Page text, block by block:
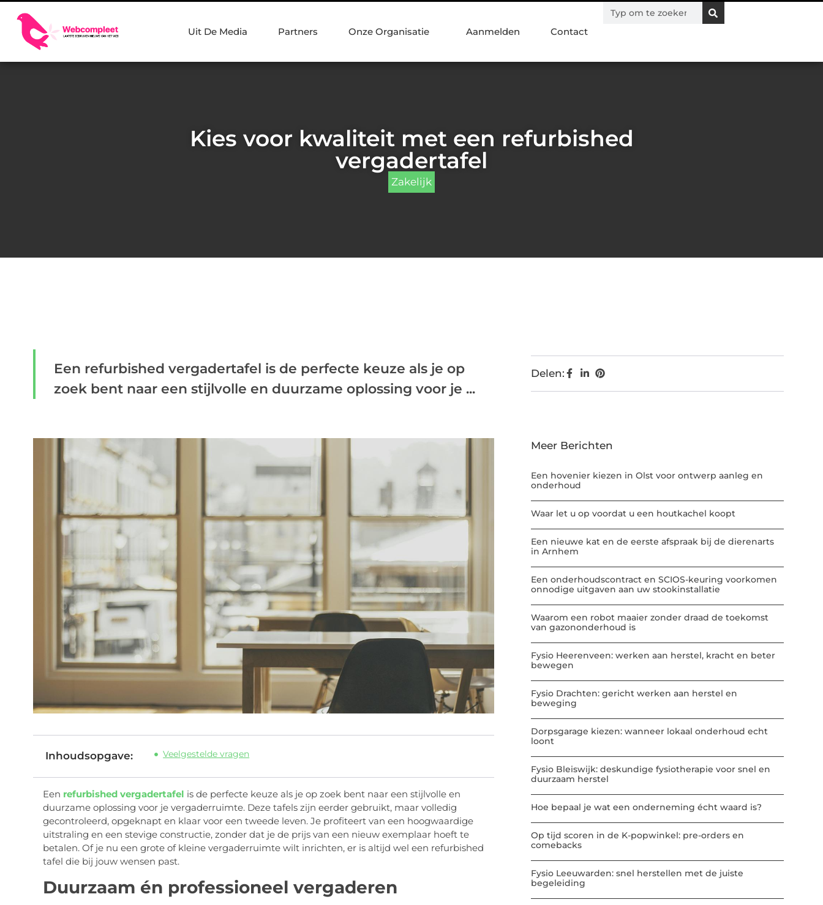
Uit De Media Partners Onze Organisatie Aanmelden Contact
Kies voor kwaliteit met een refurbished
vergadertafel
Zakelijk
Een refurbished vergadertafel is de perfecte keuze als je op
zoek bent naar een stijlvolle en duurzame oplossing voor je ...
Inhoudsopgave: Veelgestelde vragen
Een refurbished vergadertafel is de perfecte keuze als je op zoek bent naar een stijlvolle en
duurzame oplossing voor je vergaderruimte. Deze tafels zijn eerder gebruikt, maar volledig
gecontroleerd, opgeknapt en klaar voor een tweede leven. Je profiteert van een hoogwaardige
uitstraling en een stevige constructie, zonder dat je de prijs van een nieuw exemplaar hoeft te
betalen. Of je nu een grote of kleine vergaderruimte wilt inrichten, er is altijd wel een refurbished
tafel die bij jouw wensen past.
Duurzaam én professioneel vergaderen
Delen:
Meer Berichten
Een hovenier kiezen in Olst voor ontwerp aanleg en
onderhoud
Waar let u op voordat u een houtkachel koopt
Een nieuwe kat en de eerste afspraak bij de dierenarts
in Arnhem
Een onderhoudscontract en SCIOS-keuring voorkomen
onnodige uitgaven aan uw stookinstallatie
Waarom een robot maaier zonder draad de toekomst
van gazononderhoud is
Fysio Heerenveen: werken aan herstel, kracht en beter
bewegen
Fysio Drachten: gericht werken aan herstel en
beweging
Dorpsgarage kiezen: wanneer lokaal onderhoud echt
loont
Fysio Bleiswijk: deskundige fysiotherapie voor snel en
duurzaam herstel
Hoe bepaal je wat een onderneming écht waard is?
Op tijd scoren in de K-popwinkel: pre-orders en
comebacks
Fysio Leeuwarden: snel herstellen met de juiste
begeleiding